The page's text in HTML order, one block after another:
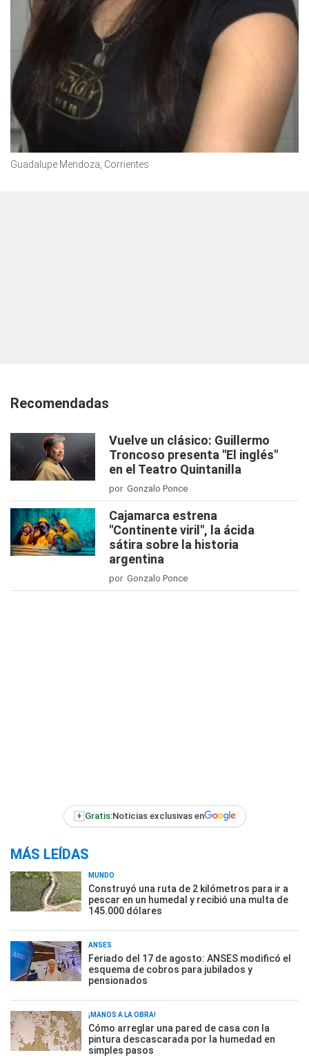
Guadalupe Mendoza, Corrientes
Recomendadas
Vuelve un clásico: Guillermo
Troncoso presenta "El inglés"
en el Teatro Quintanilla
por Gonzalo Ponce
Cajamarca estrena
"Continente viril", la ácida
sátira sobre la historia
argentina
por Gonzalo Ponce
+ Gratis:Noticias exclusivas en
MÁS LEÍDAS
MUNDO
Construyó una ruta de 2 kilómetros para ir a
pescar en un humedal y recibió una multa de
145.000 dólares
ANSES
Feriado del 17 de agosto: ANSES modificó el
esquema de cobros para jubilados y
pensionados
¡MANOS A LA OBRA!
Cómo arreglar una pared de casa con la
pintura descascarada por la humedad en
simples pasos